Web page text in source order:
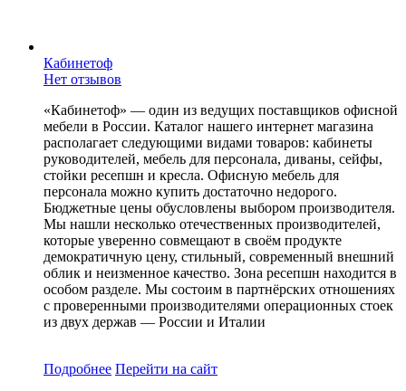
Кабинетоф
Нет отзывов
«Кабинетоф» — один из ведущих поставщиков офисной
мебели в России. Каталог нашего интернет магазина
располагает следующими видами товаров: кабинеты
руководителей, мебель для персонала, диваны, сейфы,
стойки ресепшн и кресла. Офисную мебель для
персонала можно купить достаточно недорого.
Бюджетные цены обусловлены выбором производителя.
Мы нашли несколько отечественных производителей,
которые уверенно совмещают в своём продукте
демократичную цену, стильный, современный внешний
облик и неизменное качество. Зона ресепшн находится в
особом разделе. Мы состоим в партнёрских отношениях
с проверенными производителями операционных стоек
из двух держав — России и Италии
Подробнее Перейти на сайт